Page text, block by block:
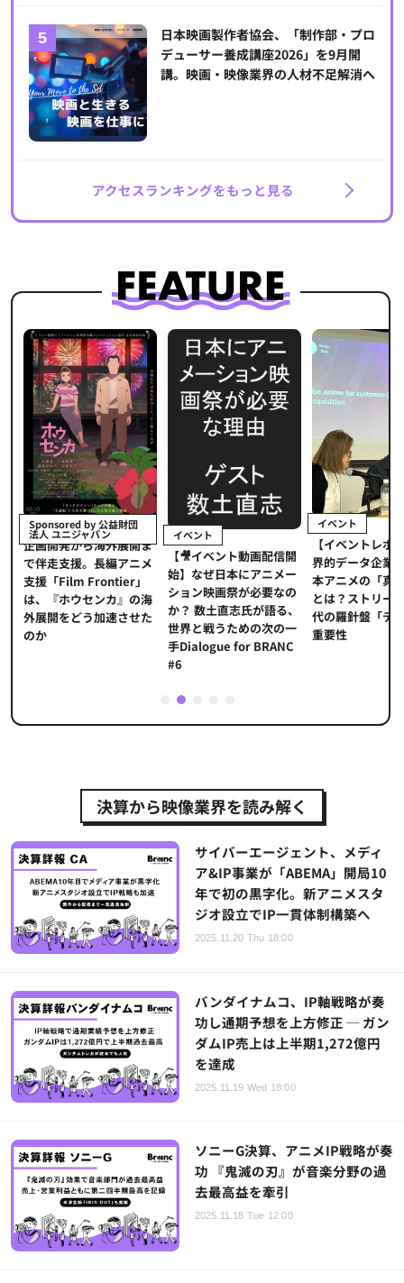
日本映画製作者協会、「制作部・プロ
デューサー養成講座2026」を9月開
講。映画・映像業界の人材不足解消へ
アクセスランキングをもっと見る
Sponsored by 公益財団
法人 ユニジャパン
企画開発から海外展開ま
で伴走支援。長編アニメ
支援「Film Frontier」
は、『ホウセンカ』の海
外展開をどう加速させた
のか
イベント
【🎥イベント動画配信開
始】なぜ日本にアニメー
ション映画祭が必要なの
か？ 数土直志氏が語る、
世界と戦うための次の一
手Dialogue for BRANC
#6
イベント
【イベントレポ
界的データ企業
本アニメの「真
とは？ストリー
代の羅針盤「デ
重要性
2
決算から映像業界を読み解く
サイバーエージェント、メディ
ア&IP事業が「ABEMA」開局10
年で初の黒字化。新アニメスタ
ジオ設立でIP一貫体制構築へ
2025.11.20 Thu 18:00
バンダイナムコ、IP軸戦略が奏
功し通期予想を上方修正 ─ ガン
ダムIP売上は上半期1,272億円
を達成
2025.11.19 Wed 18:00
ソニーG決算、アニメIP戦略が奏
功 『鬼滅の刃』が音楽分野の過
去最高益を牽引
2025.11.18 Tue 12:00